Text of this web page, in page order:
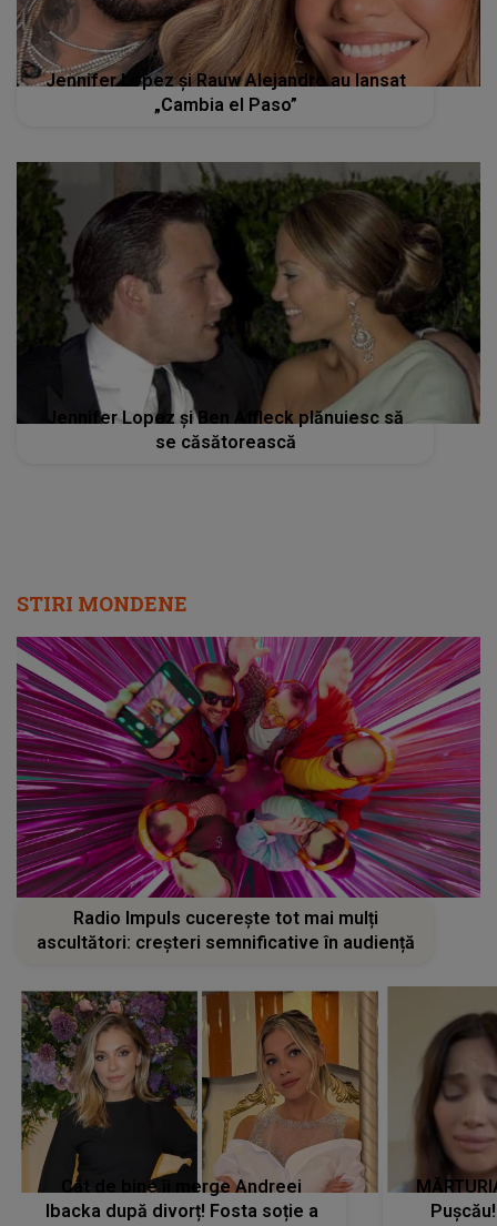
Jennifer Lopez și Rauw Alejandro au lansat
„Cambia el Paso”
Jennifer Lopez și Ben Affleck plănuiesc să
se căsătorească
STIRI MONDENE
Radio Impuls cucerește tot mai mulți
ascultători: creșteri semnificative în audiență
Cât de bine îi merge Andreei
Ibacka după divorț! Fosta soție a